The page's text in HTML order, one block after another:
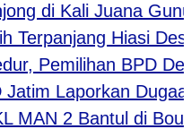
di Kali Juana
Hiasi Desa
Pemilihan BPD
Laporkan Dugaan
2 Bantul di Boutiqe